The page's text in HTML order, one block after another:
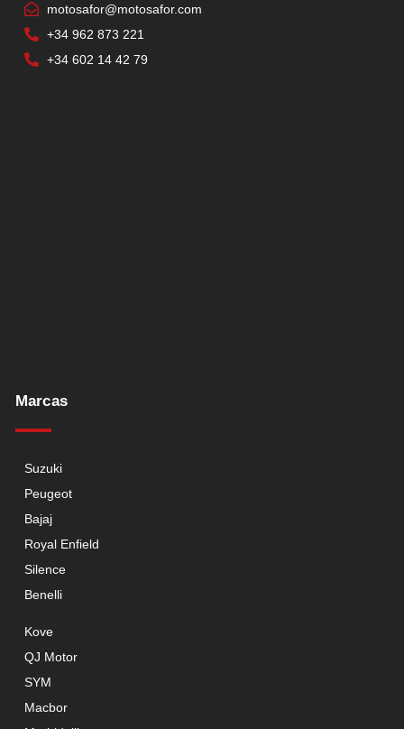
motosafor@motosafor.com
+34 962 873 221
+34 602 14 42 79
Marcas
Suzuki
Peugeot
Bajaj
Royal Enfield
Silence
Benelli
Kove
QJ Motor
SYM
Macbor